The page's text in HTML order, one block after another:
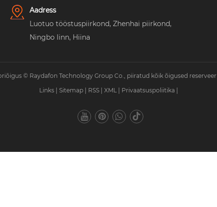
Aadress
Luotuo tööstuspiirkond, Zhenhai piirkond,
Ningbo linn, Hiina
© Raydafon Technology Group Co., piiratud kõik õigused
Links
Sitemap RSS XML Privaatsuspoliitika